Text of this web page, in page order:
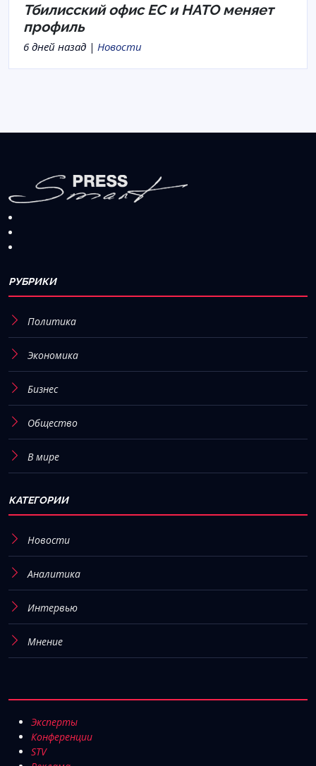
Тбилисский офис ЕС и НАТО меняет
профиль
6 дней назад | Новости
РУБРИКИ
Политика
Экономика
Бизнес
Общество
В мире
КАТЕГОРИИ
Новости
Аналитика
Интервью
Мнение
Эксперты
Конференции
STV